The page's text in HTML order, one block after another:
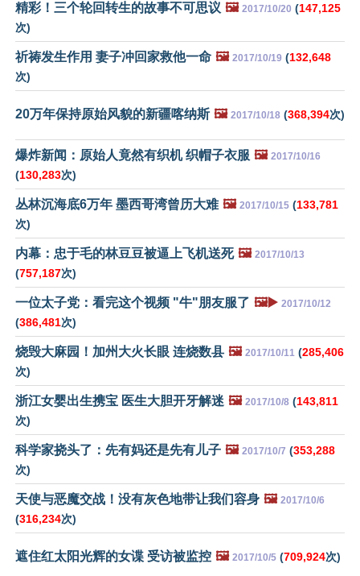
精彩！三个轮回转生的故事不可思议 🖼️ 2017/10/20 (147,125
次)
祈祷发生作用 妻子冲回家救他一命 🖼️ 2017/10/19 (132,648
次)
20万年保持原始风貌的新疆喀纳斯 🖼️ 2017/10/18 (368,394次)
爆炸新闻：原始人竟然有织机 织帽子衣服 🖼️ 2017/10/16
(130,283次)
丛林沉海底6万年 墨西哥湾曾历大难 🖼️ 2017/10/15 (133,781
次)
内幕：忠于毛的林豆豆被逼上飞机送死 🖼️ 2017/10/13
(757,187次)
一位太子党：看完这个视频 "牛"朋友服了 🖼️▶️ 2017/10/12
(386,481次)
烧毁大麻园！加州大火长眼 连烧数县 🖼️ 2017/10/11 (285,406
次)
浙江女婴出生携宝 医生大胆开牙解迷 🖼️ 2017/10/8 (143,811
次)
科学家挠头了：先有妈还是先有儿子 🖼️ 2017/10/7 (353,288
次)
天使与恶魔交战！没有灰色地带让我们容身 🖼️ 2017/10/6
(316,234次)
遮住红太阳光辉的女谍 受访被监控 🖼️ 2017/10/5 (709,924次)